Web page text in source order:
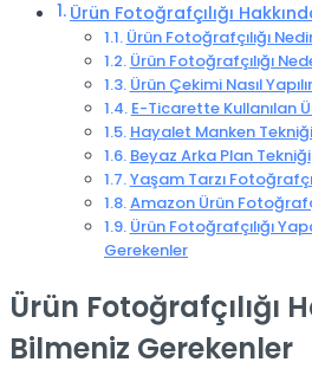
Ürün Fotoğrafçılığı
Ürün Fotoğrafçılığı
Ürün Fotoğrafçılığı
Ürün Çekimi Nasıl
E-Ticarette Kullanılan
Hayalet Manken Tekniği
Beyaz Arka Plan Tekniği
Yaşam Tarzı
Amazon Ürün
Ürün Fotoğrafçılığı
Gerekenler
Ürün Fotoğrafçılığı
Bilmeniz Gerekenler